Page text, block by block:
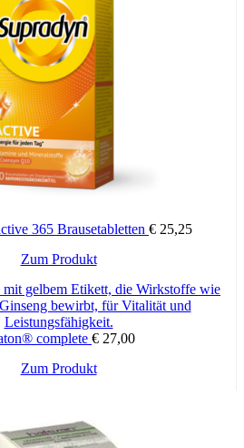
365 Brausetabletten € 25,25
Zum Produkt
complete € 27,00
Zum Produkt